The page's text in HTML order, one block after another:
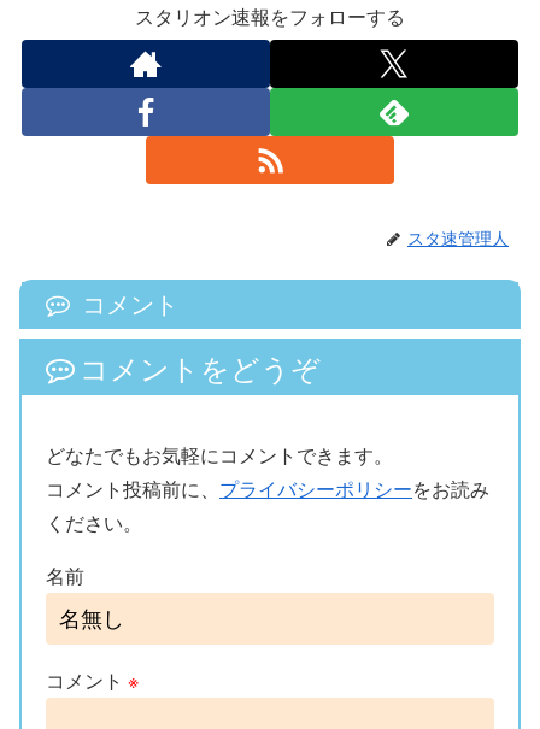
スタリオン速報をフォローする
スタ速管理人
コメント
コメントをどうぞ
どなたでもお気軽にコメントできます。
コメント投稿前に、 プライバシーポリシーをお読み
ください。
名前
コメント ※